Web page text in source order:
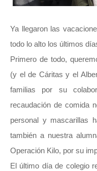
Ya llegaron las
todo lo alto los últimos
Primero de todo,
(y el de Cáritas y el
familias por su
recaudación de comida
personal y mascarillas
también a nuestra
Operación Kilo, por su
El último día de colegio